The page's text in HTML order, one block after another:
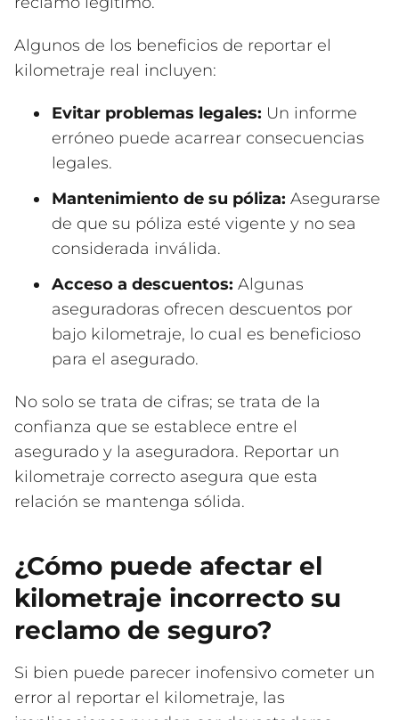
Algunos de los beneficios de reportar el
kilometraje real incluyen:
Evitar problemas legales: Un informe
erróneo puede acarrear consecuencias
legales.
Mantenimiento de su póliza: Asegurarse
de que su póliza esté vigente y no sea
considerada inválida.
Acceso a descuentos: Algunas
aseguradoras ofrecen descuentos por
bajo kilometraje, lo cual es beneficioso
para el asegurado.
No solo se trata de cifras; se trata de la
confianza que se establece entre el
asegurado y la aseguradora. Reportar un
kilometraje correcto asegura que esta
relación se mantenga sólida.
¿Cómo puede afectar el
kilometraje incorrecto su
reclamo de seguro?
Si bien puede parecer inofensivo cometer un
error al reportar el kilometraje, las